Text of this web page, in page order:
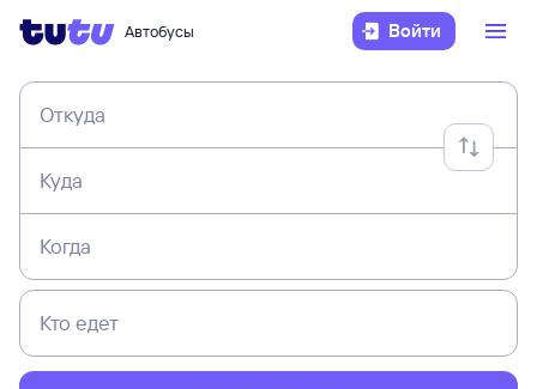
Автобусы Войти
Откуда
Куда
Когда
Кто едет